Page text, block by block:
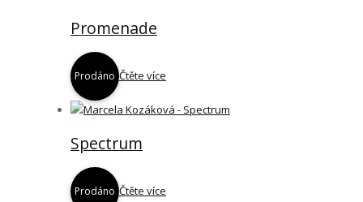
Promenade
Prodáno Čtěte více
Spectrum
Prodáno Čtěte více